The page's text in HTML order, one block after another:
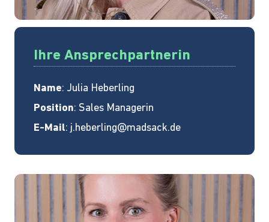
Ihre Ansprechpartnerin
Name: Julia Heberling
Position: Sales Managerin
E-Mail: j.heberling@madsack.de